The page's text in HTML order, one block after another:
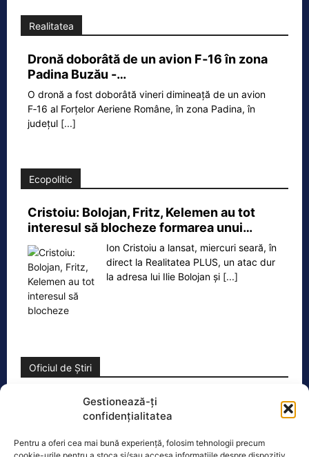
Gestionează-ți
confidențialitatea
Pentru a oferi cea mai bună experiență, folosim tehnologii precum
Realitatea
Dronă doborâtă de un avion F‑16 în zona
Padina Buzău -…
O dronă a fost doborâtă vineri dimineață de un avion
F‑16 al Forțelor Aeriene Române, în zona Padina, în
județul [...]
Ecopolitic
Cristoiu: Bolojan, Fritz, Kelemen au tot
interesul să blocheze formarea unui…
Ion Cristoiu a lansat, miercuri seară, în
direct la Realitatea PLUS, un atac dur
la adresa lui Ilie Bolojan și [...]
Oficiul de Știri
Eclipsa de soare, 12 august 2026. Orașele din România
este unul dintre cele mai importante